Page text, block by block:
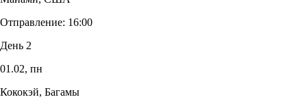
Отправление: 16:00
День 2
01.02, пн
Кококэй, Багамы